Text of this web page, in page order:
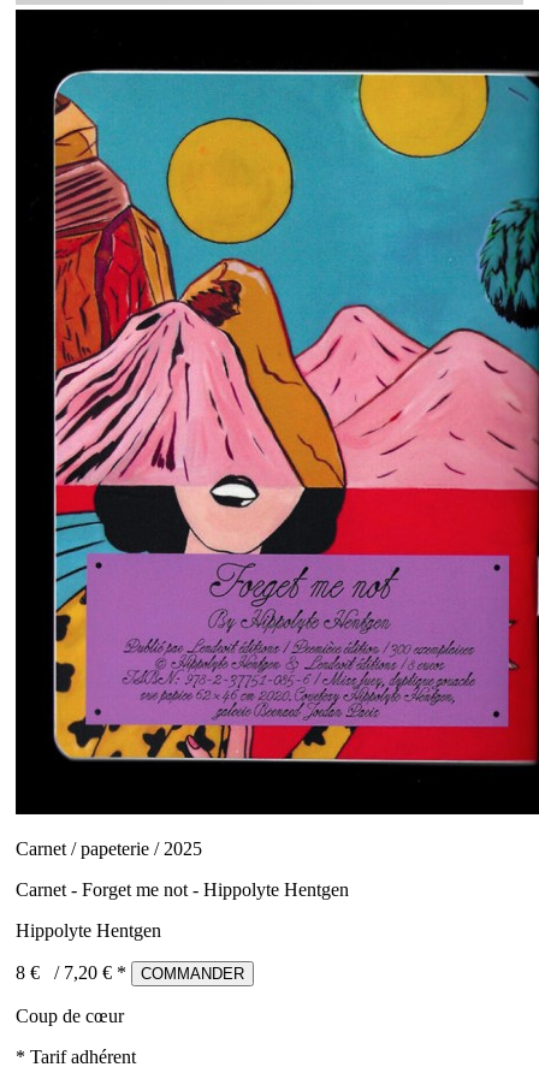
Carnet / papeterie / 2025
Carnet - Forget me not - Hippolyte Hentgen
Hippolyte Hentgen
8 € / 7,20 € * COMMANDER
Coup de cœur
* Tarif adhérent